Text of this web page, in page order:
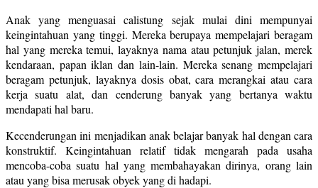
Anak yang menguasai calistung sejak mulai dini mempunyai
keingintahuan yang tinggi. Mereka berupaya mempelajari beragam
hal yang mereka temui, layaknya nama atau petunjuk jalan, merek
kendaraan, papan iklan dan lain-lain. Mereka senang mempelajari
beragam petunjuk, layaknya dosis obat, cara merangkai atau cara
kerja suatu alat, dan cenderung banyak yang bertanya waktu
mendapati hal baru.
Kecenderungan ini menjadikan anak belajar banyak hal dengan cara
konstruktif. Keingintahuan relatif tidak mengarah pada usaha
mencoba-coba suatu hal yang membahayakan dirinya, orang lain
atau yang bisa merusak obyek yang di hadapi.